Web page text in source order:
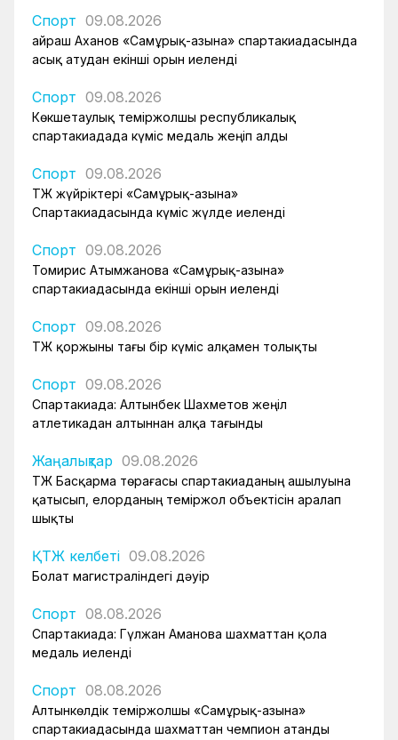
Спорт 09.08.2026
Қайраш Аханов «Самұрық-Қазына» спартакиадасында
асық атудан екінші орын иеленді
Спорт 09.08.2026
Көкшетаулық теміржолшы республикалық
спартакиадада күміс медаль жеңіп алды
Спорт 09.08.2026
ҚТЖ жүйріктері «Самұрық-Қазына»
Спартакиадасында күміс жүлде иеленді
Спорт 09.08.2026
Томирис Атымжанова «Самұрық-Қазына»
спартакиадасында екінші орын иеленді
Спорт 09.08.2026
ҚТЖ қоржыны тағы бір күміс алқамен толықты
Спорт 09.08.2026
Спартакиада: Алтынбек Шахметов жеңіл
атлетикадан алтыннан алқа тағынды
Жаңалықтар 09.08.2026
ҚТЖ Басқарма төрағасы спартакиаданың ашылуына
қатысып, елорданың теміржол объектісін аралап
шықты
ҚТЖ келбеті 09.08.2026
Болат магистраліндегі дәуір
Спорт 08.08.2026
Спартакиада: Гүлжан Аманова шахматтан қола
медаль иеленді
Спорт 08.08.2026
Алтынкөлдік теміржолшы «Самұрық-Қазына»
спартакиадасында шахматтан чемпион атанды